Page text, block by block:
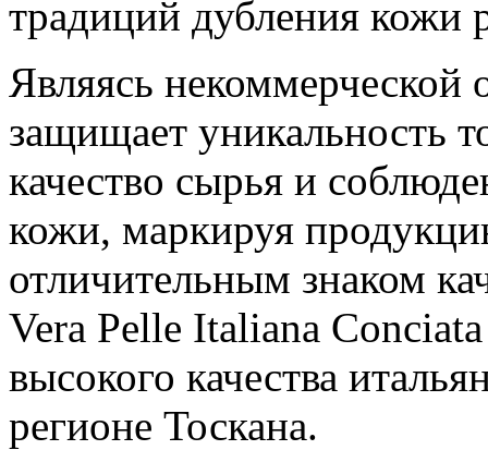
традиций дубления кожи
Являясь некоммерческой
защищает уникальность
качество сырья и
кожи, маркируя
отличительным знаком
Vera Pelle Italiana
высокого качества
регионе Тоскана.